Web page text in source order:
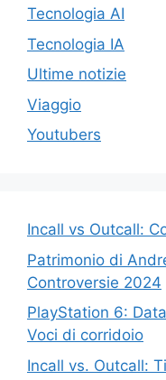
Tecnologia AI
Tecnologia IA
Ultime notizie
Viaggio
Youtubers
Incall vs Outcall:
Patrimonio di
Controversie 2024
PlayStation 6:
Voci di corridoio
Incall vs. Outcall: